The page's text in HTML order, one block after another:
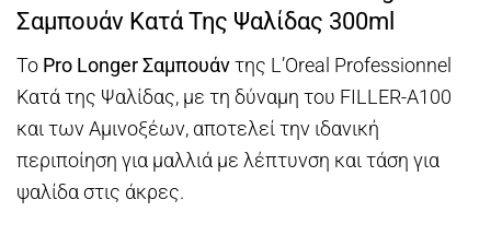
Σαμπουάν Κατά Της Ψαλίδας 300ml
Το Pro Longer Σαμπουάντης L’Oreal Professionnel
Κατά της Ψαλίδας, με τη δύναμη του FILLER-A100
και των Αμινοξέων, αποτελεί την ιδανική
περιποίηση για μαλλιά με λέπτυνση και τάση για
ψαλίδα στις άκρες.